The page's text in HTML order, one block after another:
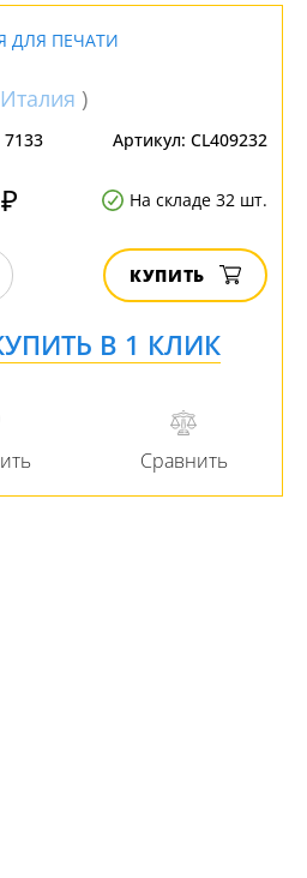
ДЛЯ ПЕЧАТИ
Италия )
7133 Артикул: CL409232
На складе 32 шт.
КУПИТЬ